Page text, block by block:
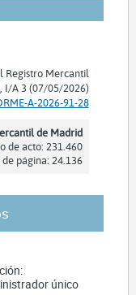
Registro Mercantil
I/A 3 (07/05/2026)
A-2026-91-28
de Madrid
de acto: 231.460
página: 24.136
único